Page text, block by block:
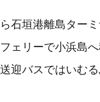
石垣港離島ター
ェリーで小浜島
迎バスではいむ